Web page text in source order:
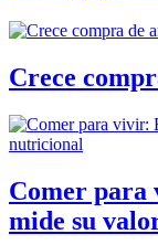
Crece
Comer para
mide su